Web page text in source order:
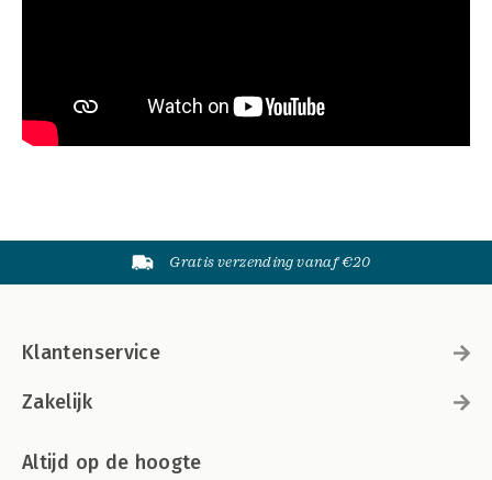
Gratis verzending vanaf €20
Klantenservice
Zakelijk
Altijd op de hoogte